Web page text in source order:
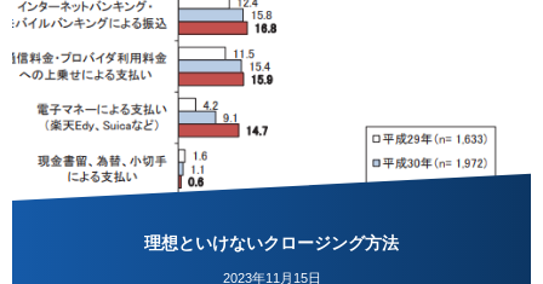
理想といけないクロージング方法
2023年11月15日